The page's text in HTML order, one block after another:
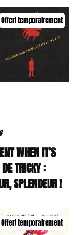
Offert temporairement
WHEN IT’S
TRICKY :
SPLENDEUR !
Offert temporairement